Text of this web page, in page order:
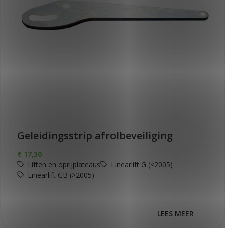
Geleidingsstrip afrolbeveiliging
€ 17,30
Liften en oprijplateaus
Linearlift G (<2005)
Linearlift GB (>2005)
LEES MEER